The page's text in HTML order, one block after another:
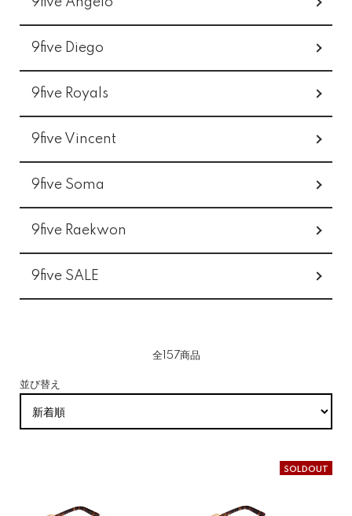
9five Diego
9five Royals
9five Vincent
9five Soma
9five Raekwon
9five SALE
全157商品
並び替え
SOLDOUT